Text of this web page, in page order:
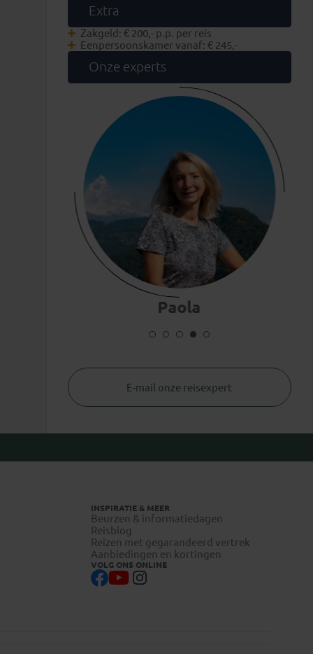
Extra
Zakgeld: € 200,- p.p. per reis
Eenpersoonskamer vanaf: € 245,-
Onze experts
Paola
E-mail onze reisexpert
INSPIRATIE & MEER
Beurzen & informatiedagen
Reisblog
Reizen met gegarandeerd vertrek
Aanbiedingen en kortingen
VOLG ONS ONLINE